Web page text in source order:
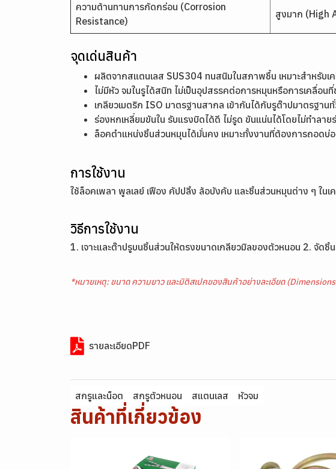
ความต้านทานการกัดกร่อน (Corrosion
Resistance)
สูงมาก (High
จุดเด่นสินค้า
ผลิตจากสแตนเลส SUS304 ทนสนิมในสภาพชื้น เหมาะสำหรับเ
ไม่มีหัว จมในรูได้สนิท ไม่เป็นอุปสรรคต่อการหมุนหรือการเคลื่อน
เกลียวเมตริก ISO มาตรฐานสากล เข้ากันได้กับรูต๊าปมาตรฐาน
ร่องหกเหลี่ยมขันใน รับแรงบิดได้ดี ไม่รูด ขันแน่นได้โดยไม่ทำลาย
ล็อคตำแหน่งชิ้นส่วนหมุนได้มั่นคง เหมาะทั้งงานที่ต้องการถอดบ่
การใช้งาน
ใช้ล็อคเพลา พูลเลย์ เฟือง คัปปลิ้ง ล้อบังคับ และชิ้นส่วนหมุนต่าง ๆ ใน
วิธีการใช้งาน
1. เจาะและต๊าปรูบนชิ้นส่วนให้ตรงขนาดเกลียวมิลของตัวหนอน 2. จัด
*หมายเหตุ: ขนาด ความยาว และมิติสเปคของสินค้าอย่างละเอียด
รายละเอียดPDF
สกรูและน็อต สกรูตัวหนอน สแตนเลส หัวจม
สินค้าที่เกี่ยวข้อง